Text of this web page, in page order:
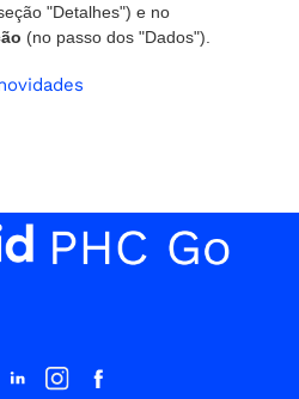
"Detalhes") e no
(no passo dos "Dados").